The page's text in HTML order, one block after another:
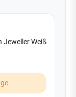
Jeweller Weiß